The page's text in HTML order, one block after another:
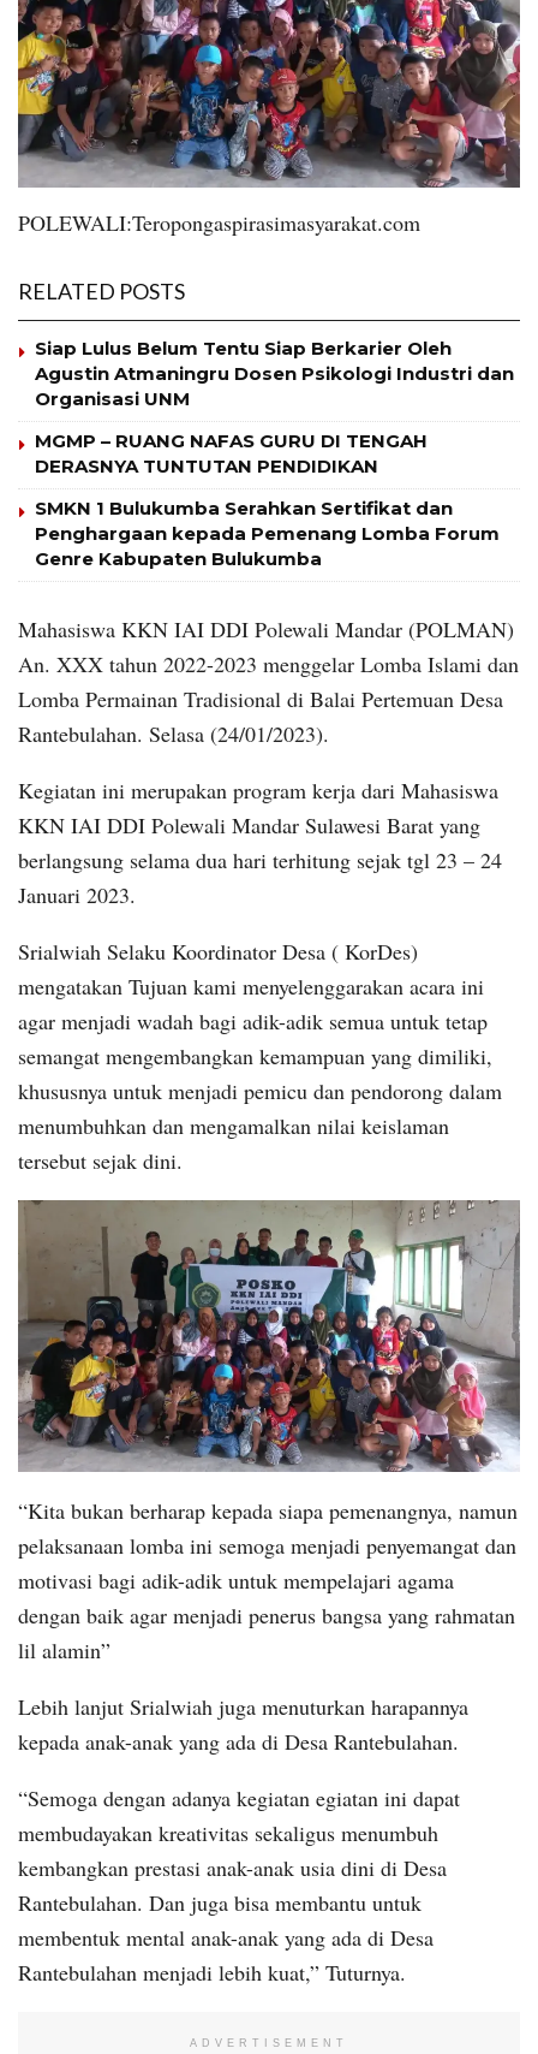
POLEWALI:Teropongaspirasimasyarakat.com
RELATED POSTS
Siap Lulus Belum Tentu Siap Berkarier Oleh
Agustin Atmaningru Dosen Psikologi Industri dan
Organisasi UNM
MGMP – RUANG NAFAS GURU DI TENGAH
DERASNYA TUNTUTAN PENDIDIKAN
SMKN 1 Bulukumba Serahkan Sertifikat dan
Penghargaan kepada Pemenang Lomba Forum
Genre Kabupaten Bulukumba
Mahasiswa KKN IAI DDI Polewali Mandar (POLMAN)
An. XXX tahun 2022-2023 menggelar Lomba Islami dan
Lomba Permainan Tradisional di Balai Pertemuan Desa
Rantebulahan. Selasa (24/01/2023).
Kegiatan ini merupakan program kerja dari Mahasiswa
KKN IAI DDI Polewali Mandar Sulawesi Barat yang
berlangsung selama dua hari terhitung sejak tgl 23 – 24
Januari 2023.
Srialwiah Selaku Koordinator Desa ( KorDes)
mengatakan Tujuan kami menyelenggarakan acara ini
agar menjadi wadah bagi adik-adik semua untuk tetap
semangat mengembangkan kemampuan yang dimiliki,
khususnya untuk menjadi pemicu dan pendorong dalam
menumbuhkan dan mengamalkan nilai keislaman
tersebut sejak dini.
“Kita bukan berharap kepada siapa pemenangnya, namun
pelaksanaan lomba ini semoga menjadi penyemangat dan
motivasi bagi adik-adik untuk mempelajari agama
dengan baik agar menjadi penerus bangsa yang rahmatan
lil alamin”
Lebih lanjut Srialwiah juga menuturkan harapannya
kepada anak-anak yang ada di Desa Rantebulahan.
“Semoga dengan adanya kegiatan egiatan ini dapat
membudayakan kreativitas sekaligus menumbuh
kembangkan prestasi anak-anak usia dini di Desa
Rantebulahan. Dan juga bisa membantu untuk
membentuk mental anak-anak yang ada di Desa
Rantebulahan menjadi lebih kuat,” Tuturnya.
ADVERTISEMENT